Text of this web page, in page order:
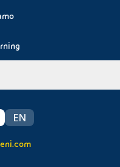
EN
eni.com
In un bosco del